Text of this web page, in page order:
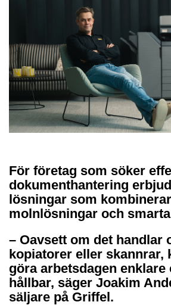
För företag som söker
dokumenthantering
lösningar som
molnlösningar och
– Oavsett om det handlar
kopiatorer eller skannrar,
göra arbetsdagen enklare
hållbar, säger Joakim
säljare på Griffel.